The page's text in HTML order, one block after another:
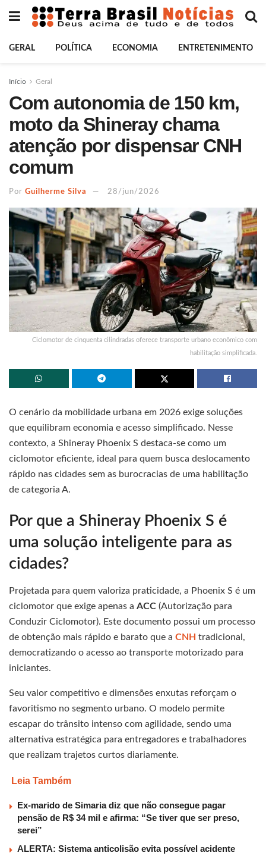
GERAL POLÍTICA ECONOMIA ENTRETENIMENTO
Início Geral
Com autonomia de 150 km,
moto da Shineray chama
atenção por dispensar CNH
comum
Por Guilherme Silva 28/jun/2026
Ciclomotor de cinquenta cilindradas oferece transporte urbano econômico com
habilitação simplificada.
O cenário da mobilidade urbana em 2026 exige soluções
que equilibram economia e acesso simplificado. Nesse
contexto, a Shineray Phoenix S destaca-se como um
ciclomotor eficiente, ideal para quem busca deslocamento
rápido nas cidades sem as burocracias de uma habilitação
de categoria A.
Por que a Shineray Phoenix S é
uma solução inteligente para as
cidades?
Projetada para quem valoriza praticidade, a Phoenix S é um
ciclomotor que exige apenas a ACC (Autorização para
Conduzir Ciclomotor). Este documento possui um processo
de obtenção mais rápido e barato que a CNH tradicional,
democratizando o acesso ao transporte motorizado para
iniciantes.
Seu valor competitivo e dimensões enxutas reforçam o
favoritismo no segmento urbano. O modelo permite
escapar do trânsito intenso com agilidade, sendo uma
alternativa estratégica para entregadores e trabalhadores
que realizam trajetos curtos diariamente.
Leia Também
Ex-marido de Simaria diz que não consegue pagar
pensão de R$ 34 mil e afirma: “Se tiver que ser preso,
serei”
ALERTA: Sistema anticolisão evita possível acidente